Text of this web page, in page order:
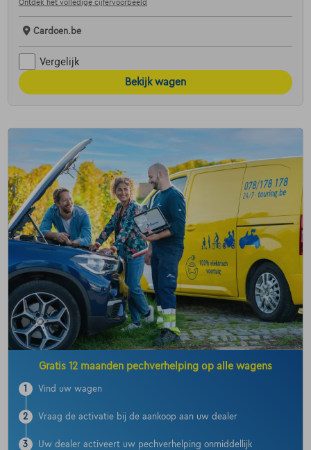
Ontdek het volledige cijfervoorbeeld
Cardoen.be
Vergelijk
Bekijk wagen
Gratis 12 maanden pechverhelping op alle wagens
1 Vind uw wagen
2 Vraag de activatie bij de aankoop aan uw dealer
3 Uw dealer activeert uw pechverhelping onmiddellijk